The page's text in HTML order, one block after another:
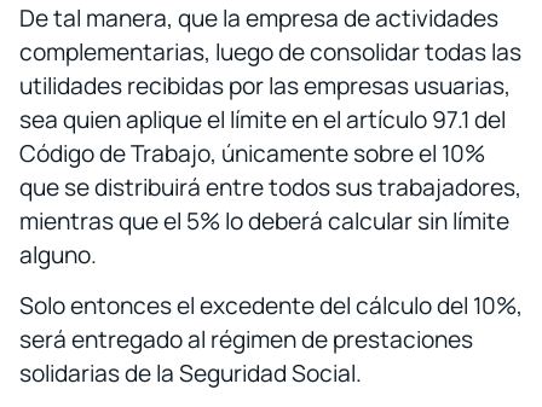
De tal manera, que la empresa de actividades
complementarias, luego de consolidar todas las
utilidades recibidas por las empresas usuarias,
sea quien aplique el límite en el artículo 97.1 del
Código de Trabajo, únicamente sobre el 10%
que se distribuirá entre todos sus trabajadores,
mientras que el 5% lo deberá calcular sin límite
alguno.
Solo entonces el excedente del cálculo del 10%,
será entregado al régimen de prestaciones
solidarias de la Seguridad Social.